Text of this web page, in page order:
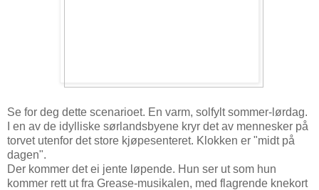
Se for deg dette scenarioet. En varm, solfylt sommer-lørdag.
I en av de idylliske sørlandsbyene kryr det av mennesker på
torvet utenfor det store kjøpesenteret. Klokken er "midt på
dagen".
Der kommer det ei jente løpende. Hun ser ut som hun
kommer rett ut fra Grease-musikalen, med flagrende knekort